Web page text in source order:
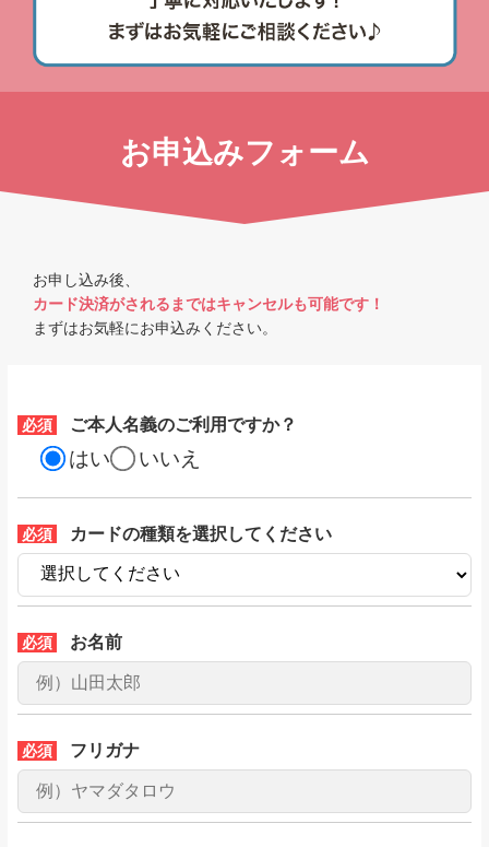
お申込みフォーム
お申し込み後、
カード決済がされるまではキャンセルも可能です！
まずはお気軽にお申込みください。
必須 ご本人名義のご利用ですか？
はい いいえ
必須 カードの種類を選択してください
必須 お名前
必須 フリガナ